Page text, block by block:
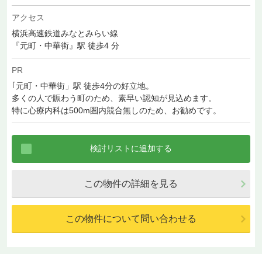
アクセス
横浜高速鉄道みなとみらい線
『元町・中華街』駅 徒歩4 分
PR
｢元町・中華街」駅 徒歩4分の好立地。
多くの人で賑わう町のため、素早い認知が見込めます。
特に心療内科は500m圏内競合無しのため、お勧めです。
この物件の詳細を見る
この物件について問い合わせる